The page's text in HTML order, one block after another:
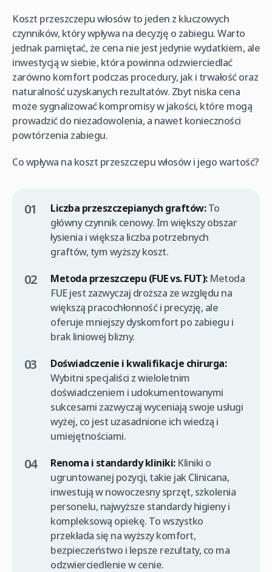
Koszt przeszczepu włosów to jeden z kluczowych
czynników, który wpływa na decyzję o zabiegu. Warto
jednak pamiętać, że cena nie jest jedynie wydatkiem, ale
inwestycją w siebie, która powinna odzwierciedlać
zarówno komfort podczas procedury, jak i trwałość oraz
naturalność uzyskanych rezultatów. Zbyt niska cena
może sygnalizować kompromisy w jakości, które mogą
prowadzić do niezadowolenia, a nawet konieczności
powtórzenia zabiegu.
Co wpływa na koszt przeszczepu włosów i jego wartość?
Liczba przeszczepianych graftów:To
główny czynnik cenowy. Im większy obszar
łysienia i większa liczba potrzebnych
graftów, tym wyższy koszt.
Metoda przeszczepu (FUE vs. FUT):Metoda
FUE jest zazwyczaj droższa ze względu na
większą pracochłonność i precyzję, ale
oferuje mniejszy dyskomfort po zabiegu i
brak liniowej blizny.
Doświadczenie i kwalifikacje chirurga:
Wybitni specjaliści z wieloletnim
doświadczeniem i udokumentowanymi
sukcesami zazwyczaj wyceniają swoje usługi
wyżej, co jest uzasadnione ich wiedzą i
umiejętnościami.
Renoma i standardy kliniki:Kliniki o
ugruntowanej pozycji, takie jak Clinicana,
inwestują w nowoczesny sprzęt, szkolenia
personelu, najwyższe standardy higieny i
kompleksową opiekę. To wszystko
przekłada się na wyższy komfort,
bezpieczeństwo i lepsze rezultaty, co ma
odzwierciedlenie w cenie.